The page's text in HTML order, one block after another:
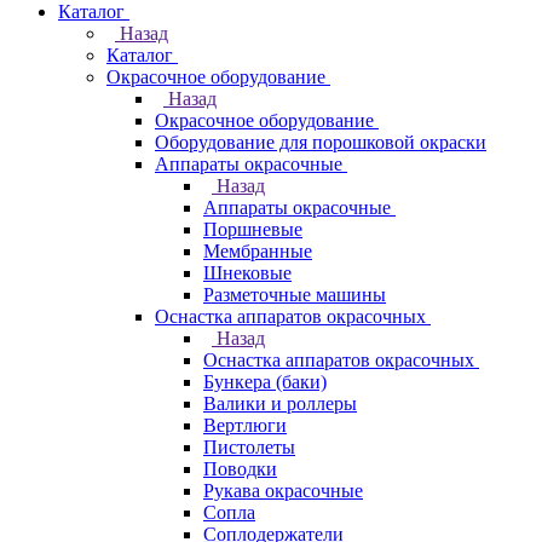
Каталог
Назад
Каталог
Окрасочное оборудование
Назад
Окрасочное оборудование
Оборудование для порошковой окраски
Аппараты окрасочные
Назад
Аппараты окрасочные
Поршневые
Мембранные
Шнековые
Разметочные машины
Оснастка аппаратов окрасочных
Назад
Оснастка аппаратов окрасочных
Бункера (баки)
Валики и роллеры
Вертлюги
Пистолеты
Поводки
Рукава окрасочные
Сопла
Соплодержатели